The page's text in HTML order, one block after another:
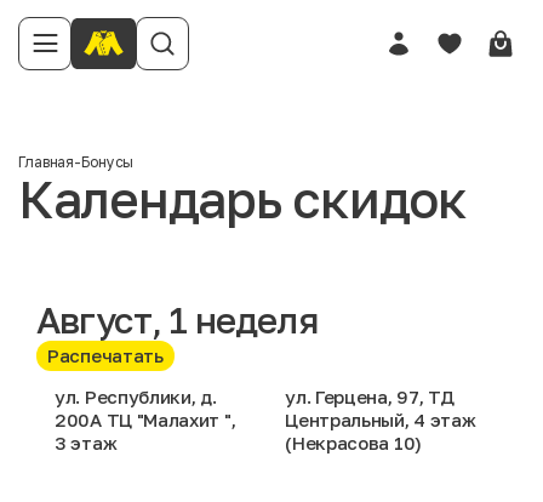
Главная-Бонусы
Календарь скидок
Август, 1 неделя
Распечатать
ул. Республики, д.
200А ТЦ "Малахит ",
3 этаж
ул. Герцена, 97, ТД
Центральный, 4 этаж
(Некрасова 10)